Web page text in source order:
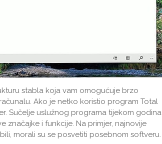
stabla koja vam omogućuje brzo
Ako je netko koristio program Total
Sučelje uslužnog programa tijekom godina
značajke i funkcije. Na primjer, najnovije
morali su se posvetiti posebnom softveru.